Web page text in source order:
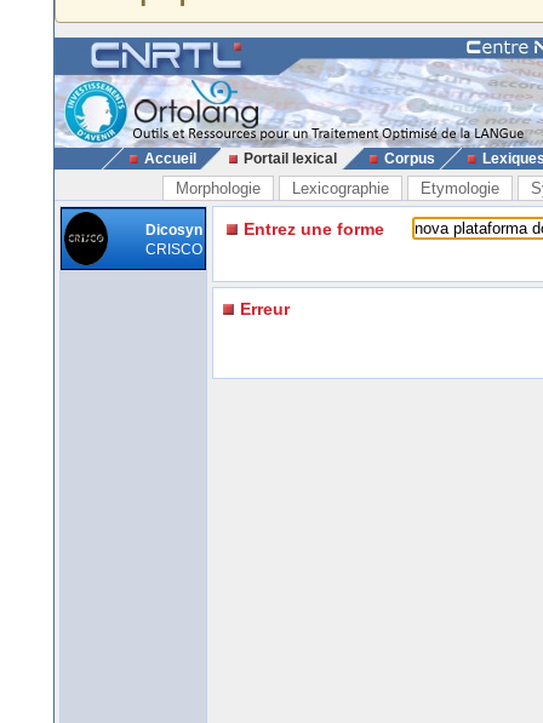
Accueil Portail lexical Corpus
Morphologie Lexicographie Etymologie
Dicosyn
CRISCO
Entrez une forme
Erreur